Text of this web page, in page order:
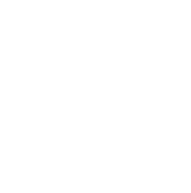
রহমানের,গ্যাস সঙ্কট